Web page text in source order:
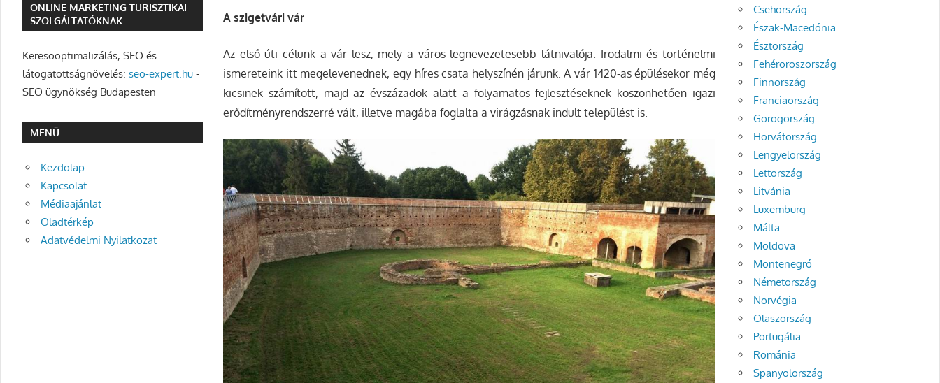
A szigetvári vár
Az első úti célunk a vár lesz, mely a város legnevezetesebb látnivalója. Irodalmi és történelmi
ismereteink itt megelevenednek, egy híres csata helyszínén járunk. A vár 1420-as épülésekor még
kicsinek számított, majd az évszázadok alatt a folyamatos fejlesztéseknek köszönhetően igazi
erődítményrendszerré vált, illetve magába foglalta a virágzásnak indult települést is.
ONLINE MARKETING TURISZTIKAI
SZOLGÁLTATÓKNAK
Keresőoptimalizálás, SEO és
látogatottságnövelés: seo-expert.hu -
SEO ügynökség Budapesten
MENÜ
Kezdőlap
Kapcsolat
Médiaajánlat
Oladtérkép
Adatvédelmi Nyilatkozat
Csehország
Észak-Macedónia
Észtország
Fehéroroszország
Finnország
Franciaország
Görögország
Horvátország
Lengyelország
Lettország
Litvánia
Luxemburg
Málta
Moldova
Montenegró
Németország
Norvégia
Olaszország
Portugália
Románia
Spanyolország